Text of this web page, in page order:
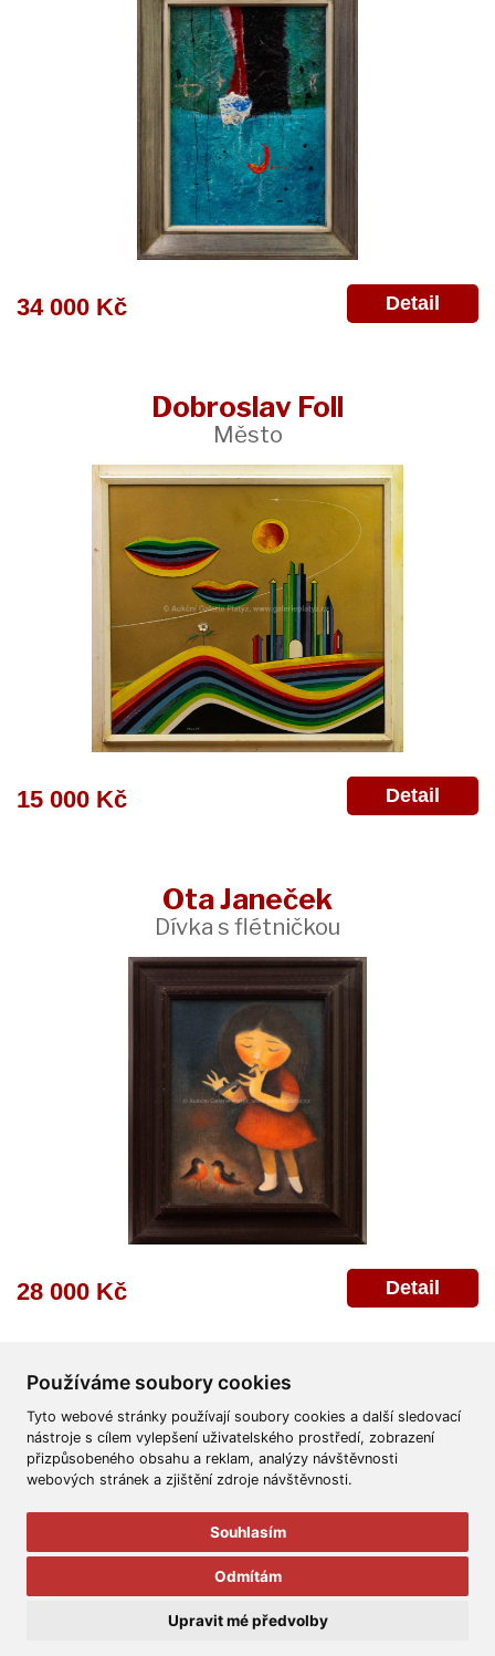
Používáme soubory cookies
Tyto webové stránky používají soubory cookies a další sledovací
nástroje s cílem vylepšení uživatelského prostředí, zobrazení
přizpůsobeného obsahu a reklam, analýzy návštěvnosti
webových stránek a zjištění zdroje návštěvnosti.
Souhlasím
Odmítám
Upravit mé předvolby
34 000 Kč Detail
Dobroslav Foll
Město
15 000 Kč Detail
Ota Janeček
Dívka s flétničkou
28 000 Kč Detail
Všeobecné obchodní podmínky Reklamační řád
Ochrana osobních údajů
Všechna práva vyhrazena.